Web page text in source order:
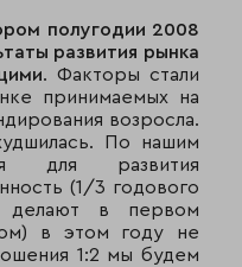
бланк-
полугодии 2008
развития рынка
. Факторы стали
принимаемых на
возросла.
По нашим
для развития
(1/3 годового
делают в первом
в этом году не
1:2 мы будем